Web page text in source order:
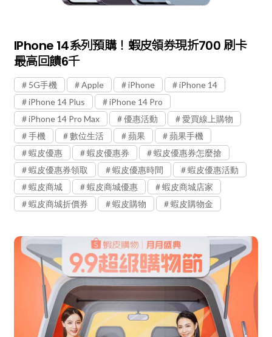
IPhone 14系列預購！蝦皮領券現折700 刷卡
最高回饋6千
5G手機 Apple iPhone
iPhone 14
iPhone 14 Plus
iPhone 14 Pro
iPhone 14 Pro Max
優惠活動
愛買線上購物
手機
數位生活 蘋果
蘋果手機
蝦皮優惠
蝦皮優惠券
蝦皮優惠券怎麼搶
蝦皮優惠券領取
蝦皮優惠時間
蝦皮優惠活動
蝦皮商城
蝦皮商城優惠
蝦皮商城店家
蝦皮商城折價券
蝦皮購物 蝦皮購物金